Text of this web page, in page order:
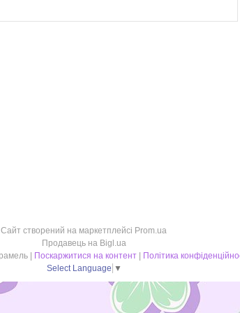
Сайт створений на маркетплейсі Prom.ua
Продавець на Bigl.ua
Інтернет магазин Карамель | Поскаржитися на контент | Політика
Select Language ▼